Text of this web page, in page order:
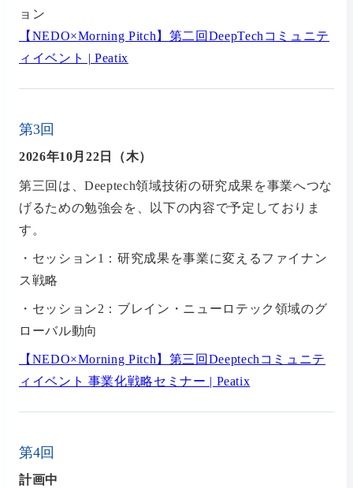
ョン
【NEDO×Morning Pitch】第二回DeepTechコミュニテ
ィイベント | Peatix
第3回
2026年10月22日（木）
第三回は、Deeptech領域技術の研究成果を事業へつな
げるための勉強会を、以下の内容で予定しておりま
す。
・セッション1：研究成果を事業に変えるファイナン
ス戦略
・セッション2：ブレイン・ニューロテック領域のグ
ローバル動向
【NEDO×Morning Pitch】第三回Deeptechコミュニテ
ィイベント 事業化戦略セミナー | Peatix
第4回
計画中